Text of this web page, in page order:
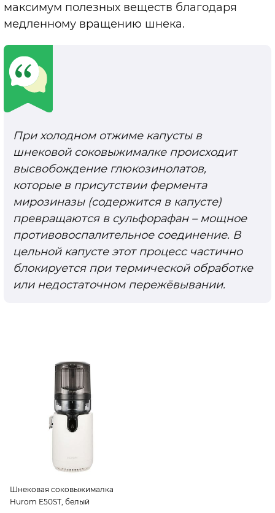
максимум полезных веществ благодаря
медленному вращению шнека.
При холодном отжиме капусты в
шнековой соковыжималке происходит
высвобождение глюкозинолатов,
которые в присутствии фермента
мирозиназы (содержится в капусте)
превращаются в сульфорафан – мощное
противовоспалительное соединение. В
цельной капусте этот процесс частично
блокируется при термической обработке
или недостаточном пережёвывании.
Шнековая соковыжималка
Hurom E50ST, белый